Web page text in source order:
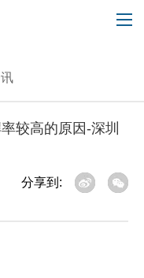
较高的原因-深圳
分享到: